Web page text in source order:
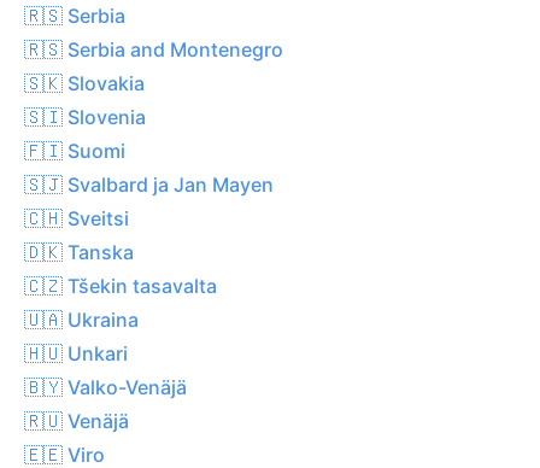
🇷🇸 Serbia
🇷🇸 Serbia and Montenegro
🇸🇰 Slovakia
🇸🇮 Slovenia
🇫🇮 Suomi
🇸🇯 Svalbard ja Jan Mayen
🇨🇭 Sveitsi
🇩🇰 Tanska
🇨🇿 Tšekin tasavalta
🇺🇦 Ukraina
🇭🇺 Unkari
🇧🇾 Valko-Venäjä
🇷🇺 Venäjä
🇪🇪 Viro